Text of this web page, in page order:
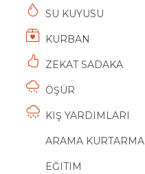
SU KUYUSU
KURBAN
ZEKAT SADAKA
ÖŞÜR
KIŞ YARDIMLARI
ARAMA KURTARMA
EĞITIM